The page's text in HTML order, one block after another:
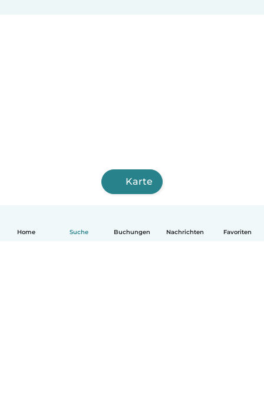
Home Suche Buchungen Nachrichten Favoriten
Karte